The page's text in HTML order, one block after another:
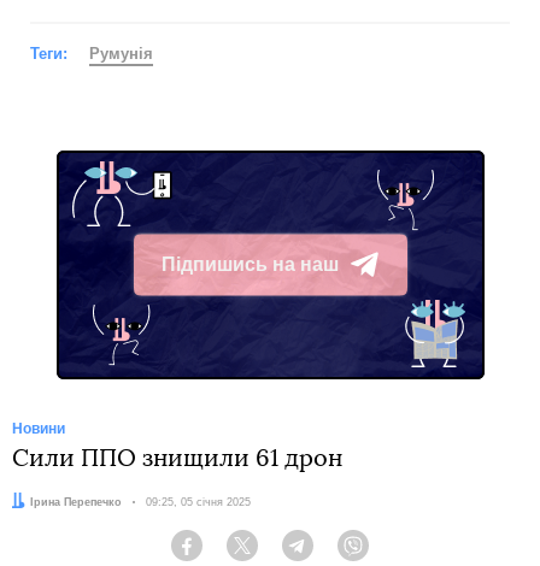
Теги: Румунія
Підпишись на наш
Telegram
Новини
Сили ППО знищили 61 дрон
Автор:Ірина Перепечко Дата:
09:25, 05 січня 2025
Facebook Twitter Telegram